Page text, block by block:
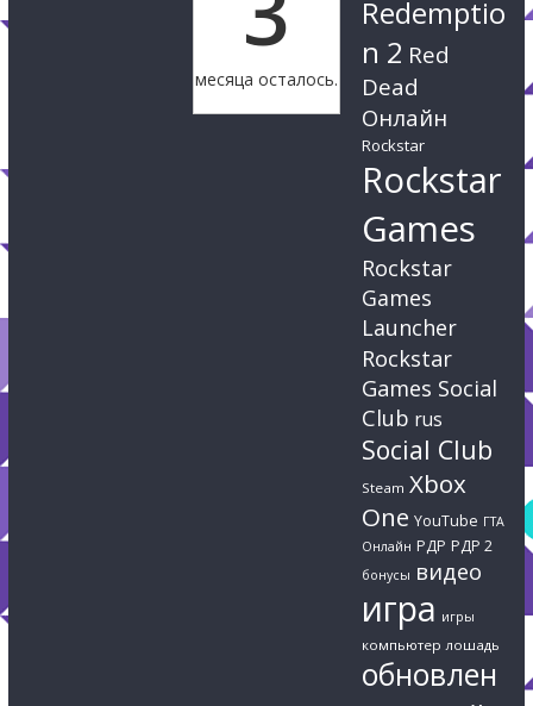
месяца осталось.
Redemptio
n 2 Red
Dead
Онлайн
Rockstar
Rockstar
Games
Rockstar
Games
Launcher
Rockstar
Games Social
Club rus
Social Club
Steam Xbox
One YouTube ГТА
Онлайн РДР РДР 2
бонусы видео
игра игры
компьютер лошадь
обновлен